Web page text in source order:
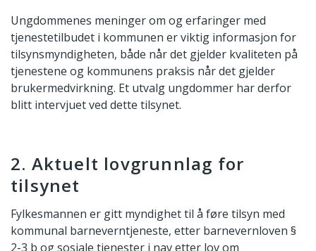
Ungdommenes meninger om og erfaringer med
tjenestetilbudet i kommunen er viktig informasjon for
tilsynsmyndigheten, både når det gjelder kvaliteten på
tjenestene og kommunens praksis når det gjelder
brukermedvirkning. Et utvalg ungdommer har derfor
blitt intervjuet ved dette tilsynet.
2. Aktuelt lovgrunnlag for
tilsynet
Fylkesmannen er gitt myndighet til å føre tilsyn med
kommunal barneverntjeneste, etter barnevernloven §
2-3 b og sosiale tjenester i nav etter lov om